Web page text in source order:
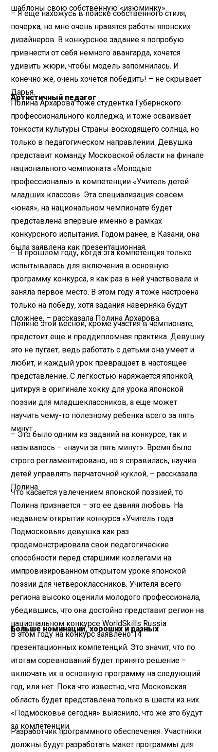
шаблоны свою собственную «изюминку».
– Я еще нахожусь в поиске собственного стиля,
почерка, но мне очень нравятся работы японских
дизайнеров. В конкурсное задание я попробую
привнести от себя немного авангарда, хочется
удивить жюри, чтобы модель запомнилась. И
конечно же, очень хочется победить! – не скрывает
Дарья.
Артистичный педагог
Полина Архарова тоже студентка Губернского
профессионального колледжа, и тоже осваивает
тонкости культуры Страны восходящего солнца, но
только в педагогическом направлении. Девушка
представит команду Московской области на финале
национального чемпионата «Молодые
профессионалы» в компетенции «Учитель детей
младших классов». Эта специализация совсем
«юная», на национальном чемпионате будет
представлена впервые именно в рамках
конкурсного испытания. Годом ранее, в Казани, она
была заявлена как презентационная.
– В прошлом году, когда эта компетенция только
испытывалась для включения в основную
программу конкурса, я как раз в ней участвовала и
заняла первое место. В этом году я тоже настроена
только на победу, хотя задания наверняка будут
сложнее, – рассказала Полина Архарова.
Полине этой весной, кроме участия в чемпионате,
предстоит еще и преддипломная практика. Девушку
это не пугает, ведь работать с детьми она умеет и
любит, и каждый урок превращает в настоящее
представление. С легкостью наряжается японкой,
цитируя в оригинале хокку для урока японской
поэзии для младшеклассников, а еще может
научить чему-то полезному ребенка всего за пять
минут.
– Это было одним из заданий на конкурсе, так и
называлось – «научи за пять минут». Время было
строго регламентировано, но я справилась, научив
детей управлять перчаточной куклой, – рассказала
Полина.
Что касается увлечением японской поэзией, то
Полина признается – это ее давняя любовь. На
недавнем открытии конкурса «Учитель года
Подмосковья» девушка как раз
продемонстрировала свои педагогические
способности перед старшими коллегами на
импровизированном открытом уроке японской
поэзии для четвероклассников. Учителя всего
региона высоко оценили молодого профессионала,
убедившись, что она достойно представит регион на
национальном конкурсе WorldSkills Russia.
Больше номинаций, хороших и разных
В этом году на конкурс заявлено 14
презентационных компетенций. Это значит, что по
итогам соревнований будет принято решение –
включать их в основную программу на следующий
год, или нет. Пока что известно, что Московская
область будет представлена только в шести из них.
«Подмосковье сегодня» выяснило, что же это будут
за компетенции.
Разработчик программного обеспечения. Участники
должны будут разработать макет программы для